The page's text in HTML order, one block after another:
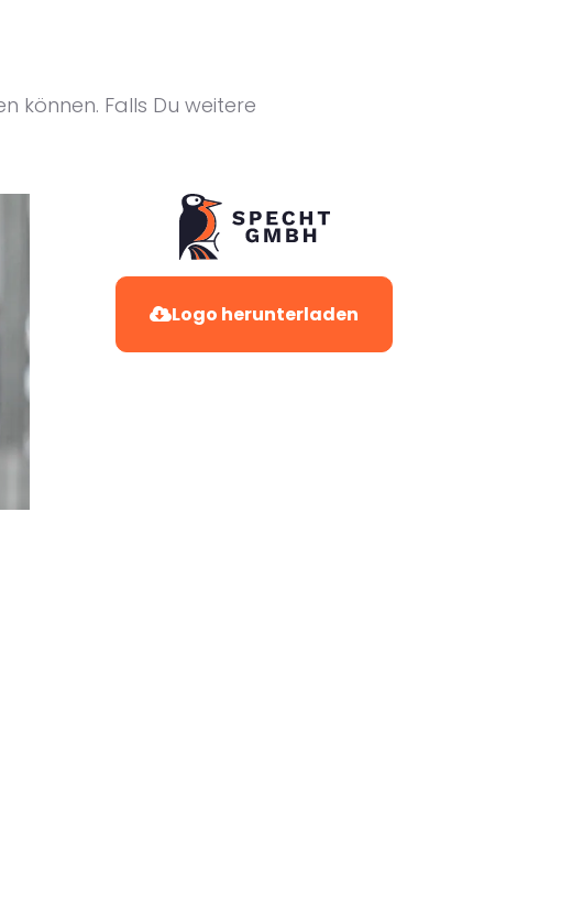
können. Falls Du weitere
Logo herunterladen